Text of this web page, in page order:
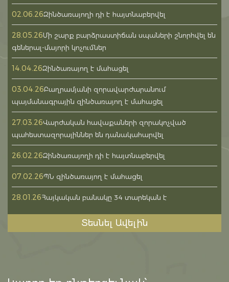
02.06.26Զինծառայողի դի է հայտնաբերվել
28.05.26Մի շարք բարձրաստիճան սպաների շնորհվել են
գեներալ-մայորի կոչումներ
14.04.26Զինծառայող է մահացել
03.04.26Բաղրամյանի զորավարժարանում
պայմանագրային զինծառայող է մահացել
27.03.26Վարժական հավաքաների զորակոչված
պահեստազորայիններ են դանակահարվել
26.02.26Զինծառայողի դի է հայտնաբերվել
07.02.26ՊՆ զինծառայող է մահացել
28.01.26Հայկական բանակը 34 տարեկան է
Տեսնել Ավելին